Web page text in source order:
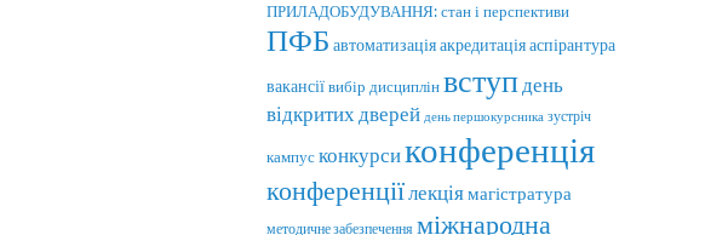
ПРИЛАДОБУДУВАННЯ: стан і перспективи
ПФБ автоматизаціяакредитаціяаспірантура
вакансії вибір дисциплін вступдень
відкритих дверей день першокурсника зустріч
кампус конкурсиконференція
конференціїлекціямагістратура
методичне забезпечення міжнародна